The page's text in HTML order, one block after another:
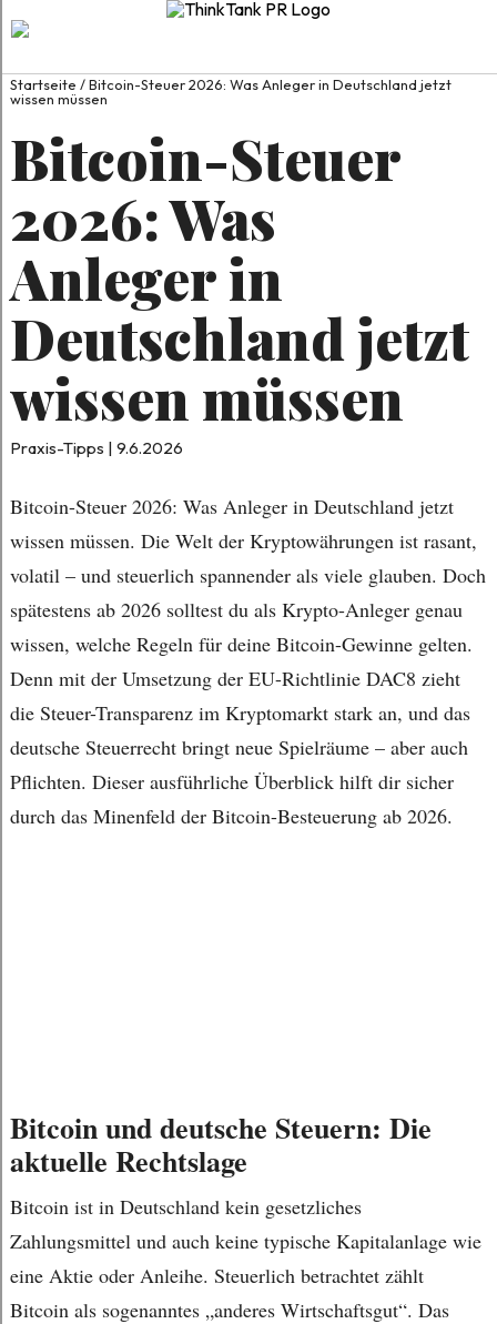
Startseite /Bitcoin-Steuer 2026: Was Anleger in Deutschland jetzt
wissen müssen
Bitcoin-Steuer
2026: Was
Anleger in
Deutschland jetzt
wissen müssen
Praxis-Tipps | 9.6.2026
Bitcoin-Steuer 2026: Was Anleger in Deutschland jetzt
wissen müssen. Die Welt der Kryptowährungen ist rasant,
volatil – und steuerlich spannender als viele glauben. Doch
spätestens ab 2026 solltest du als Krypto-Anleger genau
wissen, welche Regeln für deine Bitcoin-Gewinne gelten.
Denn mit der Umsetzung der EU-Richtlinie DAC8 zieht
die Steuer-Transparenz im Kryptomarkt stark an, und das
deutsche Steuerrecht bringt neue Spielräume – aber auch
Pflichten. Dieser ausführliche Überblick hilft dir sicher
durch das Minenfeld der Bitcoin-Besteuerung ab 2026.
Bitcoin und deutsche Steuern: Die
aktuelle Rechtslage
Bitcoin ist in Deutschland kein gesetzliches
Zahlungsmittel und auch keine typische Kapitalanlage wie
eine Aktie oder Anleihe. Steuerlich betrachtet zählt
Bitcoin als sogenanntes „anderes Wirtschaftsgut“. Das